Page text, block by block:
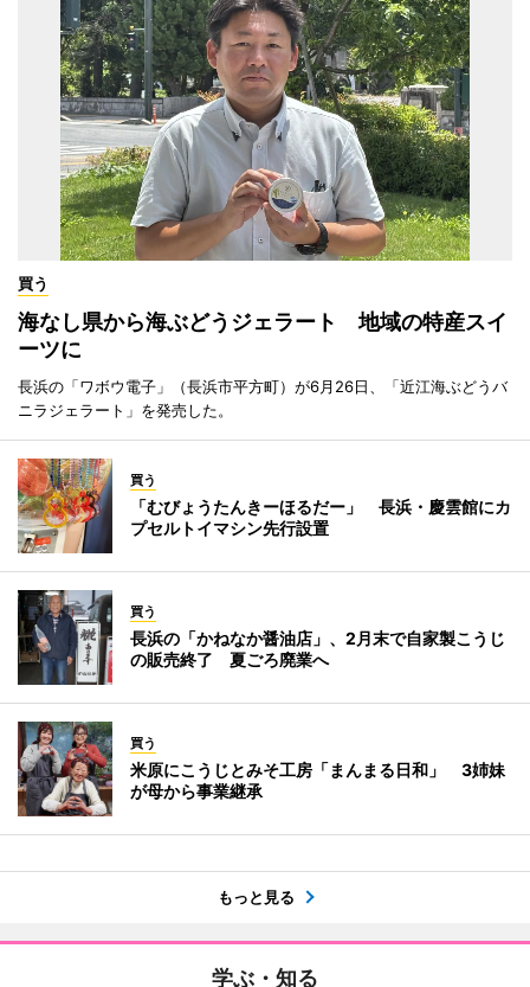
買う
海なし県から海ぶどうジェラート 地域の特産スイ
ーツに
長浜の「ワボウ電子」（長浜市平方町）が6月26日、「近江海ぶどうバ
ニラジェラート」を発売した。
買う
「むびょうたんきーほるだー」 長浜・慶雲館にカ
プセルトイマシン先行設置
買う
長浜の「かねなか醤油店」、2月末で自家製こうじ
の販売終了 夏ごろ廃業へ
買う
米原にこうじとみそ工房「まんまる日和」 3姉妹
が母から事業継承
もっと見る
学ぶ・知る